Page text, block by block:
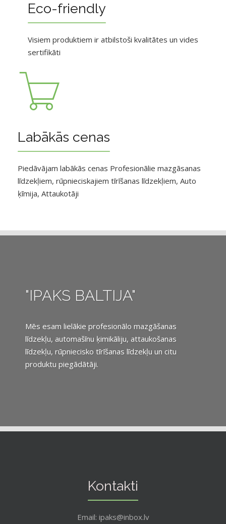
Eco-friendly
Visiem produktiem ir atbilstoši kvalitātes un vides
sertifikāti
Labākās cenas
Piedāvājam labākās cenas Profesionālie mazgāsanas
līdzekļiem, rūpnieciskajiem tīrīšanas līdzekļiem, Auto
ķīmija, Attaukotāji
"IPAKS BALTIJA"
Mēs esam lielākie profesionālo mazgāšanas
līdzekļu, automašīnu ķimikāliju, attaukošanas
līdzekļu, rūpniecisko tīrīšanas līdzekļu un citu
produktu piegādātāji.
Kontakti
Email: ipaks@inbox.lv